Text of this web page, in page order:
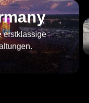
erstklassige